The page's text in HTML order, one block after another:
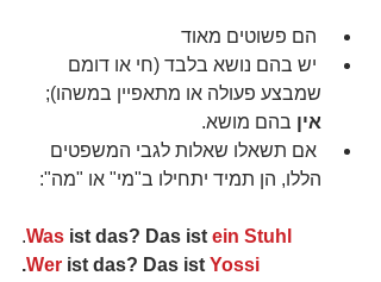
יש בהם נושא בלבד (חי או דומם
שמבצע פעולה או מתאפיין במשהו);
אין בהם מושא.
אם תשאלו שאלות לגבי המשפטים
הללו, הן תמיד יתחילו ב"מי" או "מה":
.Was ist das? Das ist ein Stuhl
.Wer ist das? Das ist Yossi